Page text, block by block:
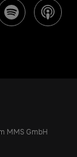
MMS GmbH